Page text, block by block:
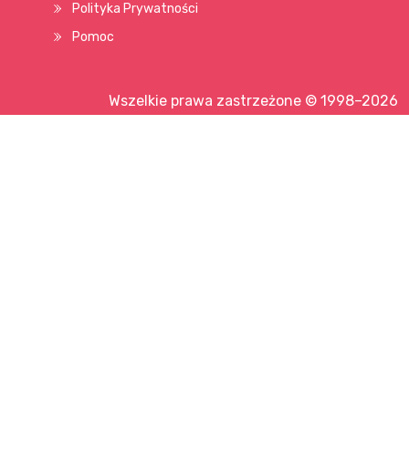
Polityka Prywatności
Pomoc
Wszelkie prawa zastrzeżone © 1998–2026